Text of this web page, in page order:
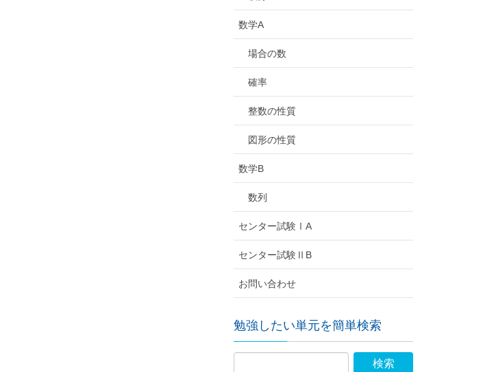
数学A
場合の数
確率
整数の性質
図形の性質
数学B
数列
センター試験ⅠA
センター試験ⅡB
お問い合わせ
勉強したい単元を簡単検索